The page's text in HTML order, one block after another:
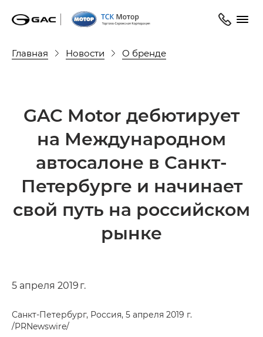
Главная Новости О бренде
GAC Motor дебютирует
на Международном
автосалоне в Санкт-
Петербурге и начинает
свой путь на российском
рынке
5 апреля 2019 г.
Санкт-Петербург, Россия, 5 апреля 2019 г.
/PRNewswire/